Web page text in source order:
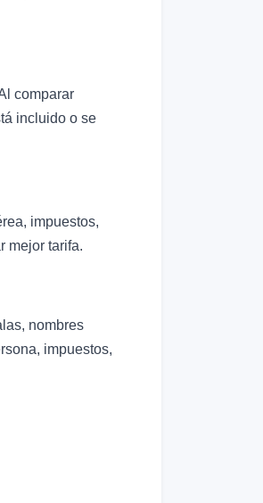
comparar
incluido o se
impuestos,
mejor tarifa.
nombres
impuestos,